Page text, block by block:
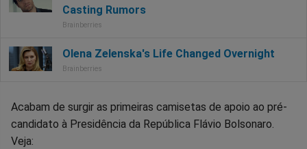
Acabam de surgir as primeiras camisetas de apoio ao pré-
candidato à Presidência da República Flávio Bolsonaro.
Veja: